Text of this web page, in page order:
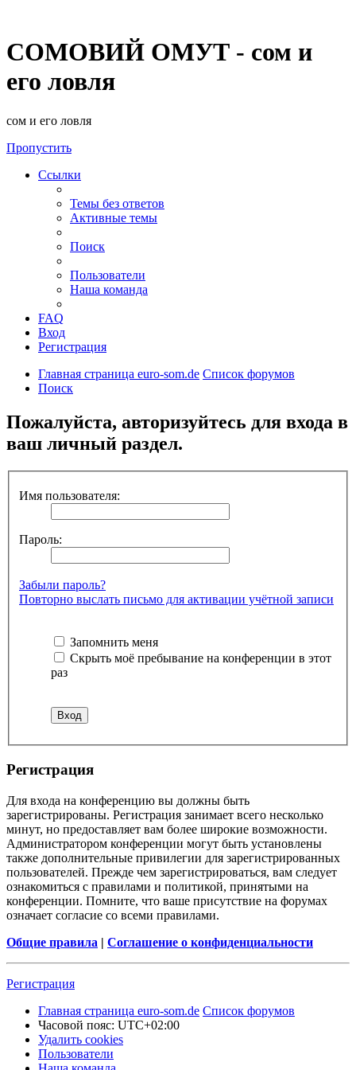
СОМОВИЙ ОМУТ - сом и
его ловля
сом и его ловля
Пропустить
Ссылки
Темы без ответов
Активные темы
Поиск
Пользователи
Наша команда
FAQ
Вход
Регистрация
Главная страница euro-som.de Список форумов
Поиск
Пожалуйста, авторизуйтесь для входа в
ваш личный раздел.
Имя пользователя:
Пароль:
Забыли пароль?
Повторно выслать письмо для активации учётной записи
Запомнить меня
Скрыть моё пребывание на конференции в этот
раз
Регистрация
Для входа на конференцию вы должны быть
зарегистрированы. Регистрация занимает всего несколько
минут, но предоставляет вам более широкие возможности.
Администратором конференции могут быть установлены
также дополнительные привилегии для зарегистрированных
пользователей. Прежде чем зарегистрироваться, вам следует
ознакомиться с правилами и политикой, принятыми на
конференции. Помните, что ваше присутствие на форумах
означает согласие со всеми правилами.
Общие правила | Соглашение о конфиденциальности
Регистрация
Главная страница euro-som.de Список форумов
Часовой пояс: UTC+02:00
Удалить cookies
Пользователи